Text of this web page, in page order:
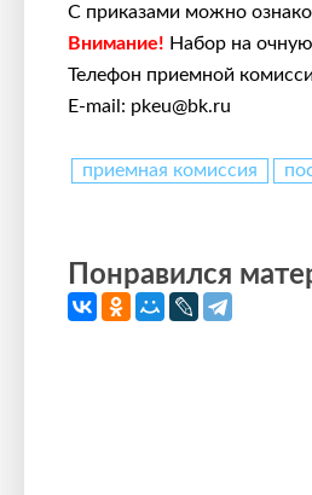
С приказами можно
Внимание! Набор на
Телефон приемной
E-mail: pkeu@bk.ru
приемная комиссия
Понравился